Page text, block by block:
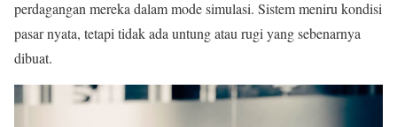
perdagangan mereka dalam mode simulasi. Sistem meniru kondisi
pasar nyata, tetapi tidak ada untung atau rugi yang sebenarnya
dibuat.